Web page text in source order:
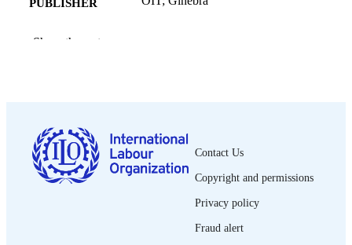
PUBLISHER
ISBN 9789220422755
DOI https://doi.org/10.54394/BHSV0129
Show the rest
Contact Us
Copyright and permissions
Privacy policy
Fraud alert